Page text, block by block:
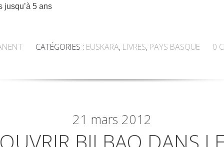
jusqu’à 5 ans
CATÉGORIES : EUSKARA, LIVRES, PAYS BASQUE 0
21 mars 2012